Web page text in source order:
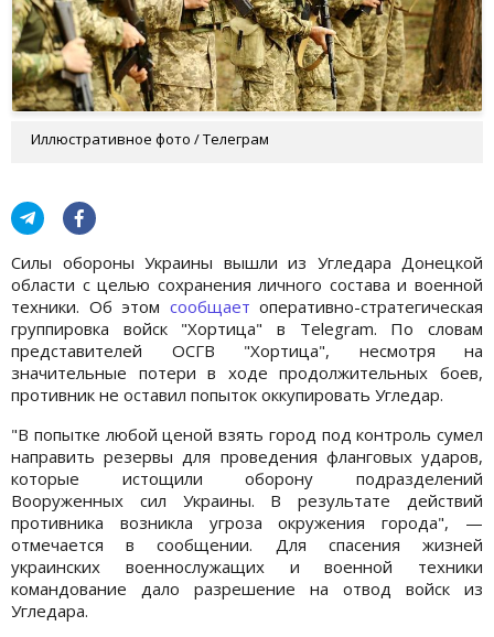
Иллюстративное фото / Телеграм
Силы обороны Украины вышли из Угледара Донецкой
области с целью сохранения личного состава и военной
техники. Об этом сообщает оперативно-стратегическая
группировка войск "Хортица" в Telegram. По словам
представителей ОСГВ "Хортица", несмотря на
значительные потери в ходе продолжительных боев,
противник не оставил попыток оккупировать Угледар.
"В попытке любой ценой взять город под контроль сумел
направить резервы для проведения фланговых ударов,
которые истощили оборону подразделений
Вооруженных сил Украины. В результате действий
противника возникла угроза окружения города", —
отмечается в сообщении. Для спасения жизней
украинских военнослужащих и военной техники
командование дало разрешение на отвод войск из
Угледара.